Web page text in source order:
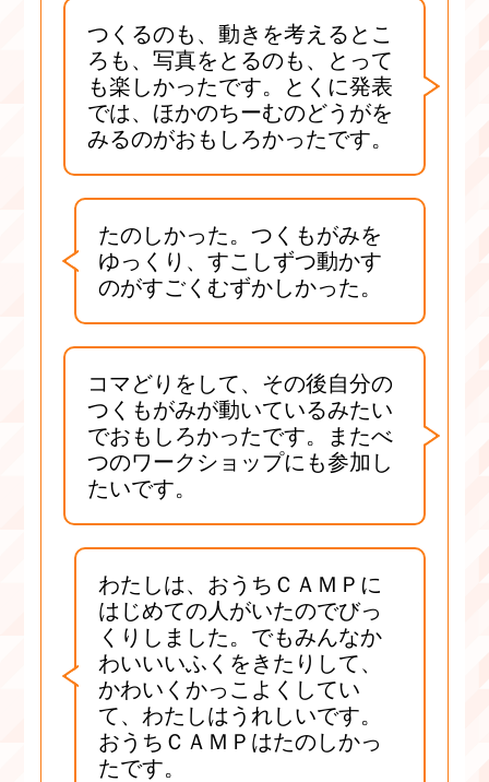
つくるのも、動きを考えるとこ
ろも、写真をとるのも、とって
も楽しかったです。とくに発表
では、ほかのちーむのどうがを
みるのがおもしろかったです。
たのしかった。つくもがみを
ゆっくり、すこしずつ動かす
のがすごくむずかしかった。
コマどりをして、その後自分の
つくもがみが動いているみたい
でおもしろかったです。またべ
つのワークショップにも参加し
たいです。
わたしは、おうちＣＡＭＰに
はじめての人がいたのでびっ
くりしました。でもみんなか
わいいいふくをきたりして、
かわいくかっこよくしてい
て、わたしはうれしいです。
おうちＣＡＭＰはたのしかっ
たです。